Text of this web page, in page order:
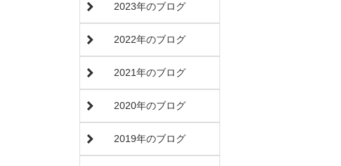
2023年のブログ
2022年のブログ
2021年のブログ
2020年のブログ
2019年のブログ